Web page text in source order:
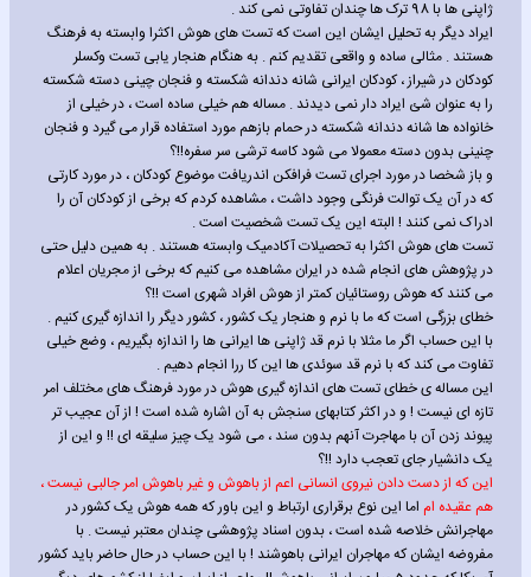
ژاپنی ها با 98 ترک ها چندان تفاوتی نمی کند .
ایراد دیگر به تحلیل ایشان این است که تست های هوش اکثرا وابسته به فرهنگ
هستند . مثالی ساده و واقعی تقدیم کنم . به هنگام هنجار یابی تست وکسلر
کودکان در شیراز ، کودکان ایرانی شانه دندانه شکسته و فنجان چینی دسته شکسته
را به عنوان شئ ایراد دار نمی دیدند . مساله هم خیلی ساده است ، در خیلی از
خانواده ها شانه دندانه شکسته در حمام بازهم مورد استفاده قرار می گیرد و فنجان
چنینی بدون دسته معمولا می شود کاسه ترشی سر سفره!!؟
و باز شخصا در مورد اجرای تست فرافکن اندریافت موضوع کودکان ، در مورد کارتی
که در آن یک توالت فرنگی وجود داشت ، مشاهده کردم که برخی از کودکان آن را
ادراک نمی کنند ! البته این یک تست شخصیت است .
تست های هوش اکثرا به تحصیلات آکادمیک وابسته هستند . به همین دلیل حتی
در پژوهش های انجام شده در ایران مشاهده می کنیم که برخی از مجریان اعلام
می کنند که هوش روستائیان کمتر از هوش افراد شهری است !!؟
خطای بزرگی است که ما با نرم و هنجار یک کشور ، کشور دیگر را اندازه گیری کنیم .
با این حساب اگر ما مثلا با نرم قد ژاپنی ها ایرانی ها را اندازه بگیریم ، وضع خیلی
تفاوت می کند که با نرم قد سوئدی ها این کا ررا انجام دهیم .
این مساله ی خطای تست های اندازه گیری هوش در مورد فرهنگ های مختلف امر
تازه ای نیست ! و در اکثر کتابهای سنجش به آن اشاره شده است ! از آن عجیب تر
پیوند زدن آن با مهاجرت آنهم بدون سند ، می شود یک چیز سلیقه ای !! و این از
یک دانشیار جای تعجب دارد !!؟
این که از دست دادن نیروی انسانی اعم از باهوش و غیر باهوش امر جالبی نیست ،
هم عقیده ام اما این نوع برقراری ارتباط و این باور که همه هوش یک کشور در
مهاجرانش خلاصه شده است ، بدون اسناد پژوهشی چندان معتبر نیست . با
مفروضه ایشان که مهاجران ایرانی باهوشند ! با این حساب در حال حاضر باید کشور